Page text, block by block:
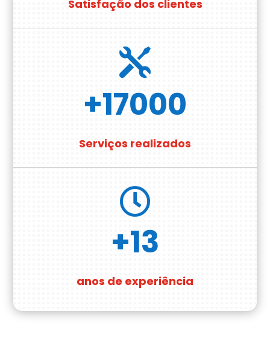
Satisfação dos clientes

+17000
Serviços realizados

+13
anos de experiência